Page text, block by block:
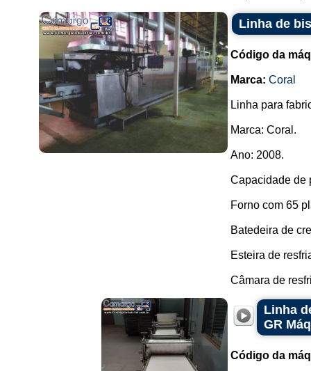
Linha de
Código da
Marca: Coral
Linha para
Marca: Coral.
Ano: 2008.
Capacidade de
Forno com 65
Batedeira de
Esteira de
Câmara de
Linha
GR
Código da